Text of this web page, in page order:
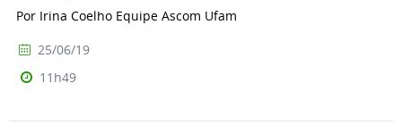
Por Irina Coelho Equipe Ascom Ufam
25/06/19
11h49